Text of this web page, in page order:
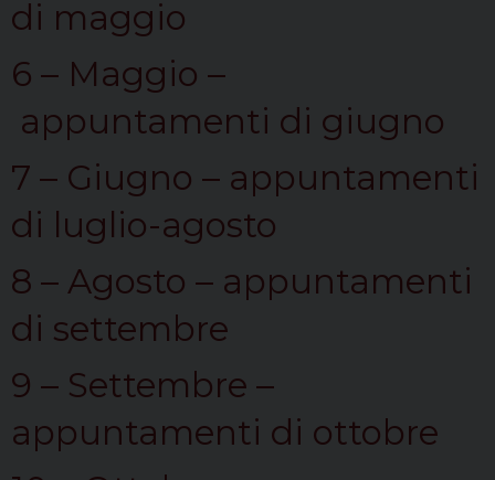
di maggio
6 – Maggio –
appuntamenti di giugno
7 – Giugno – appuntamenti
di luglio-agosto
8 – Agosto – appuntamenti
di settembre
9 – Settembre –
appuntamenti di ottobre